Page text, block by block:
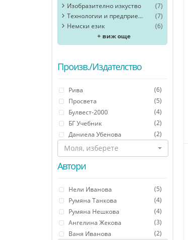
Изобразително изкуство
(7)
Технологии и предприемачество
(7)
Немски език
(6)
+ виж още
Произв./Издателство
Рива
(6)
Просвета
(5)
Булвест-2000
(4)
БГ Учебник
(2)
Даниела Убенова
(2)
Моля, изберете
Автори
Нели Иванова
(5)
Румяна Танкова
(4)
Румяна Нешкова
(4)
Ангелина Жекова
(3)
Ваня Иванова
(2)